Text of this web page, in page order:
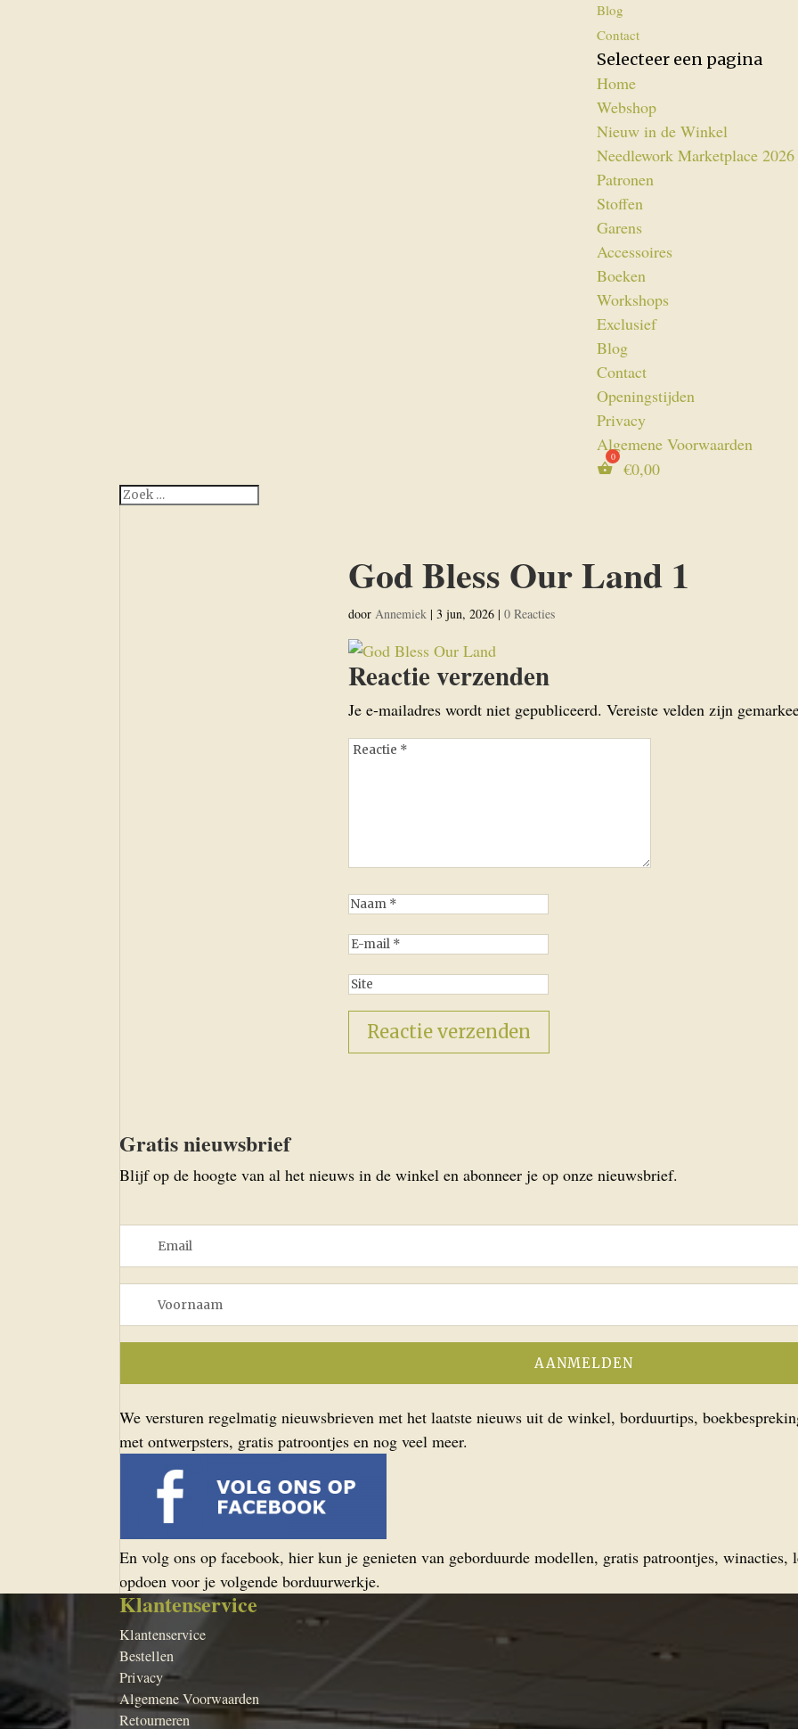
Blog
Contact
Selecteer een pagina
Home
Webshop
Nieuw in de Winkel
Needlework Marketplace 2026
Patronen
Stoffen
Garens
Accessoires
Boeken
Workshops
Exclusief
Blog
Contact
Openingstijden
Privacy
Algemene Voorwaarden
€0,00
God Bless Our Land 1
doorAnnemiek |3 jun, 2026 |0 Reacties
Reactie verzenden
Je e-mailadres wordt niet gepubliceerd. Vereiste velden zijn
Gratis nieuwsbrief
Blijf op de hoogte van al het nieuws in de winkel en abonneer je op onze nieuwsbrief.
We versturen regelmatig nieuwsbrieven met het laatste nieuws uit de winkel, borduurtips,
met ontwerpsters, gratis patroontjes en nog veel meer.
En volg ons op facebook, hier kun je genieten van geborduurde modellen, gratis patroontjes,
opdoen voor je volgende borduurwerkje.
Klantenservice
Klantenservice
Bestellen
Privacy
Algemene Voorwaarden
Retourneren